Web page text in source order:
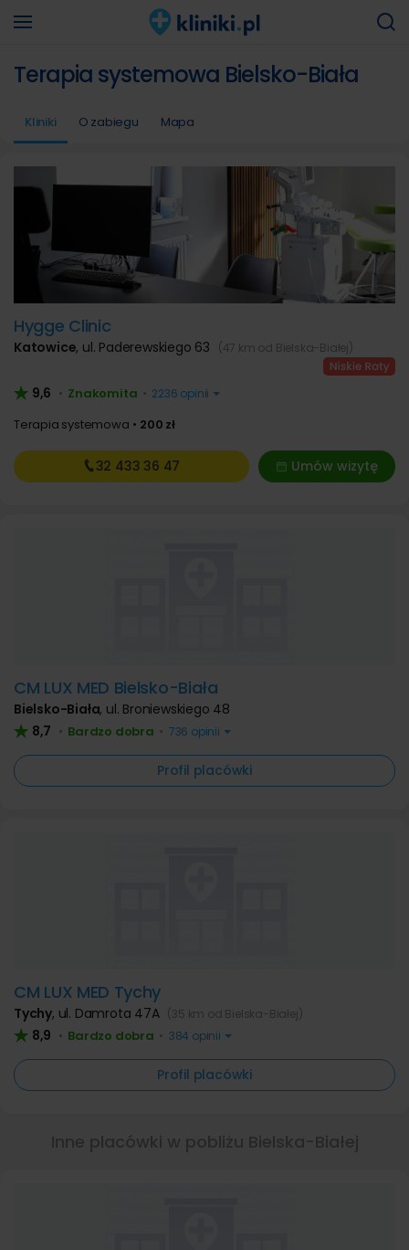
Terapia systemowa Bielsko-Biała
Kliniki O zabiegu Mapa
Hygge Clinic
Katowice, ul. Paderewskiego 63 (47 km od Bielska-Białej)
9,6 • Znakomita • 2236 opinii
Terapia systemowa 200 zł
Umów wizytę
32 433 36 47
CM LUX MED Bielsko-Biała
Bielsko-Biała, ul. Broniewskiego 48
8,7 • Bardzo dobra • 736 opinii
Profil placówki
CM LUX MED Tychy
Tychy, ul. Damrota 47A (35 km od Bielska-Białej)
8,9 • Bardzo dobra • 384 opinii
Profil placówki